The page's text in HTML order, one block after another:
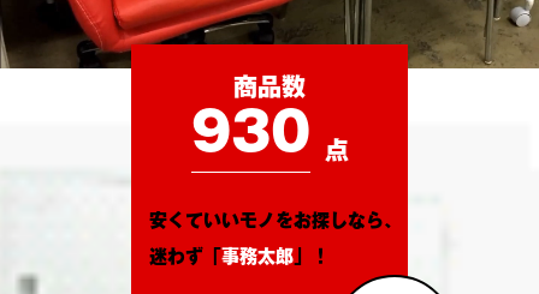
商品数
930 点
安くていいモノをお探しなら、
迷わず「 事務太郎 」！